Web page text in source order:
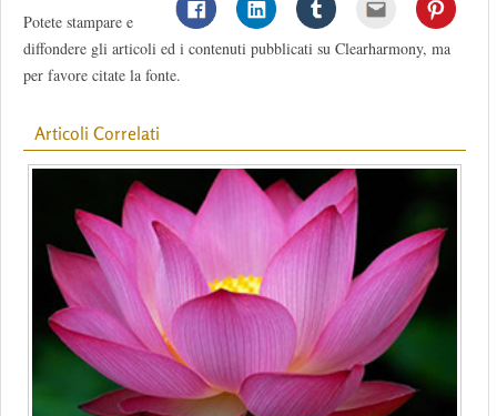
Potete stampare e
diffondere gli articoli ed i contenuti pubblicati su Clearharmony, ma
per favore citate la fonte.
Articoli Correlati